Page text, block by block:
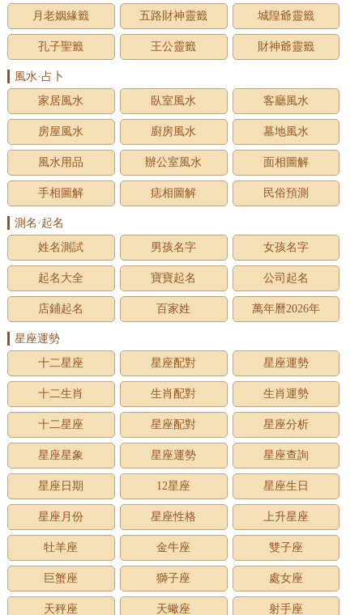
月老姻緣籤 五路財神靈籤 城隍爺靈籤
孔子聖籤 王公靈籤 財神爺靈籤
風水·占卜
家居風水
臥室風水 客廳風水
房屋風水 廚房風水 墓地風水
風水用品 辦公室風水 面相圖解
手相圖解 痣相圖解 民俗預測
測名·起名
姓名測試
男孩名字 女孩名字
起名大全 寶寶起名 公司起名
店鋪起名 百家姓 萬年曆2026年
星座運勢
十二星座
星座配對 星座運勢
十二生肖 生肖配對 生肖運勢
十二星座 星座配對 星座分析
星座星象 星座運勢 星座查詢
星座日期 12星座 星座生日
星座月份 星座性格 上升星座
牡羊座 金牛座 雙子座
巨蟹座 獅子座 處女座
天秤座 天蠍座 射手座